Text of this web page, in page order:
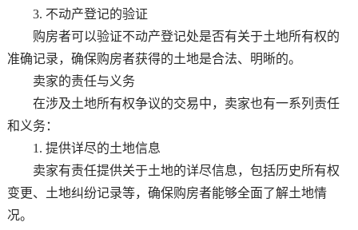
3. 不动产登记的验证
购房者可以验证不动产登记处是否有关于土地所有权的
准确记录，确保购房者获得的土地是合法、明晰的。
卖家的责任与义务
在涉及土地所有权争议的交易中，卖家也有一系列责任
和义务：
1. 提供详尽的土地信息
卖家有责任提供关于土地的详尽信息，包括历史所有权
变更、土地纠纷记录等，确保购房者能够全面了解土地情
况。